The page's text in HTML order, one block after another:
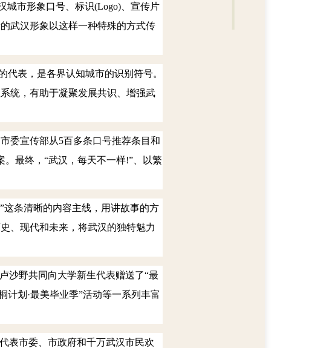
城市形象口号、标识(Logo) 、宣传片
武汉形象以这样一种特殊的方式传
代表，是各界认知城市的识别符号。
统，有助于凝聚发展共识、增强武
委宣传部从5百多条口号推荐条目和
。最终，“武汉，每天不一样!”、以繁
这条清晰的内容主线，用讲故事的方
、现代和未来，将武汉的独特魅力
野共同向大学新生代表赠送了“最
计划·最美毕业季”活动等一系列丰富
市委、市政府和千万武汉市民欢